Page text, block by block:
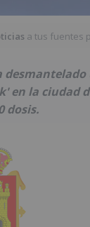
a tus fuentes
en la ciudad
dosis.